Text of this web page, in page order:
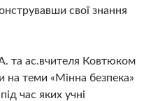
свої знання
та ас.вчителя Ковтюком
на теми «Мінна безпека»
час яких учні